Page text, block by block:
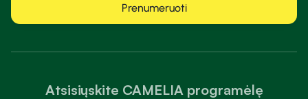
Atsisiųskite CAMELIA programėlę
Prenumeruoti